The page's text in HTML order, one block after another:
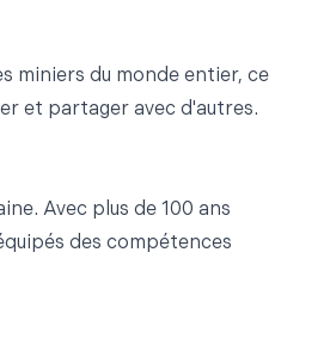
miniers du monde entier, ce
et partager avec d'autres.
Avec plus de 100 ans
des compétences